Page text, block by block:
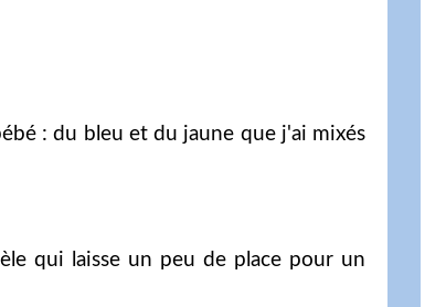
: du bleu et du jaune que j'ai mixés
qui laisse un peu de place pour un